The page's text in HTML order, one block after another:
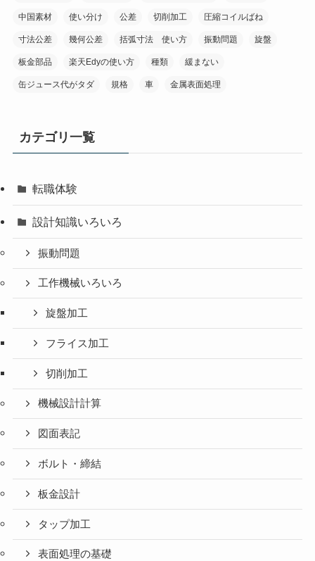
中国素材 使い分け 公差 切削加工 圧縮コイルばね
寸法公差 幾何公差 括弧寸法 使い方 振動問題 旋盤
板金部品 楽天Edyの使い方 種類 緩まない
缶ジュース代がタダ 規格 車 金属表面処理
カテゴリ一覧
転職体験
設計知識いろいろ
振動問題
工作機械いろいろ
旋盤加工
フライス加工
切削加工
機械設計計算
図面表記
ボルト・締結
板金設計
タップ加工
表面処理の基礎